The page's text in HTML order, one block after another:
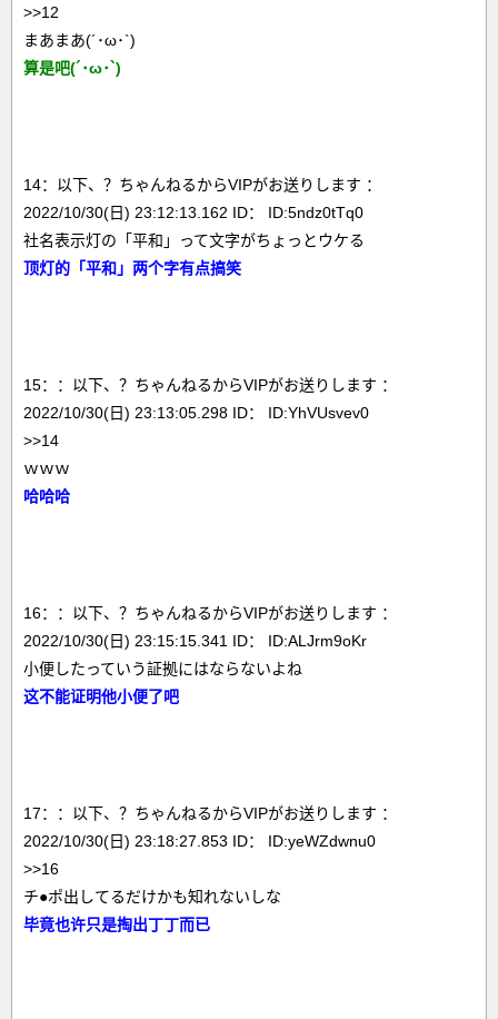
>>12
まあまあ(´･ω･`)
算是吧(´･ω･`)
14：以下、？ちゃんねるからVIPがお送りします ：
2022/10/30(日) 23:12:13.162 ID： ID:5ndz0tTq0
社名表示灯の「平和」って文字がちょっとウケる
顶灯的「平和」两个字有点搞笑
15：：以下、？ちゃんねるからVIPがお送りします ：
2022/10/30(日) 23:13:05.298 ID： ID:YhVUsvev0
>>14
ｗｗｗ
哈哈哈
16：：以下、？ちゃんねるからVIPがお送りします ：
2022/10/30(日) 23:15:15.341 ID： ID:ALJrm9oKr
小便したっていう証拠にはならないよね
这不能证明他小便了吧
17：：以下、？ちゃんねるからVIPがお送りします ：
2022/10/30(日) 23:18:27.853 ID： ID:yeWZdwnu0
>>16
チ●ポ出してるだけかも知れないしな
毕竟也许只是掏出丁丁而已